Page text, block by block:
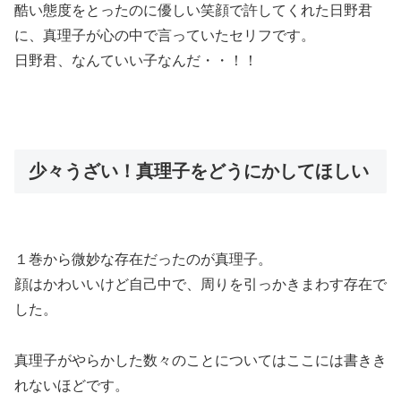
酷い態度をとったのに優しい笑顔で許してくれた日野君
に、真理子が心の中で言っていたセリフです。
日野君、なんていい子なんだ・・！！
少々うざい！真理子をどうにかしてほしい
１巻から微妙な存在だったのが真理子。
顔はかわいいけど自己中で、周りを引っかきまわす存在で
した。
真理子がやらかした数々のことについてはここには書きき
れないほどです。